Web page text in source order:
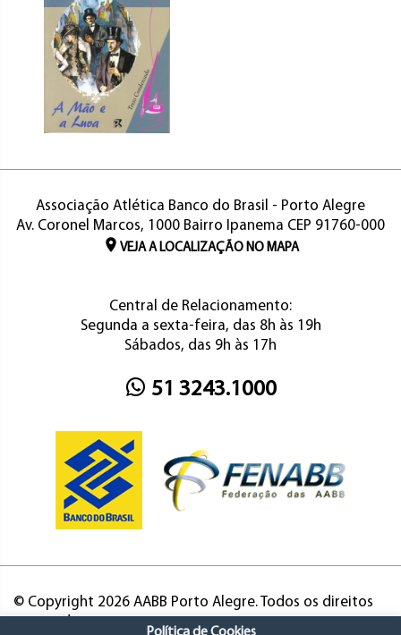
Associação Atlética Banco do Brasil - Porto Alegre
Av. Coronel Marcos, 1000 Bairro Ipanema CEP 91760-000
VEJA A LOCALIZAÇÃO NO MAPA
Central de Relacionamento:
Segunda a sexta-feira, das 8h às 19h
Sábados, das 9h às 17h
51 3243.1000
© Copyright 2026 AABB Porto Alegre. Todos os direitos